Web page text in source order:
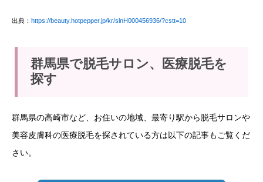
出典： https://beauty.hotpepper.jp/kr/slnH000456936/?cstt=10
群馬県で脱毛サロン、医療脱毛を
探す
群馬県の高崎市など、お住いの地域、最寄り駅から脱毛サロンや
美容皮膚科の医療脱毛を探されている方は以下の記事もご覧くだ
さい。